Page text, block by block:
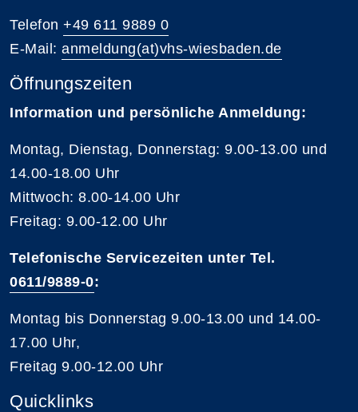
Telefon +49 611 9889 0
E-Mail: anmeldung(at)vhs-wiesbaden.de
Öffnungszeiten
Information und persönliche Anmeldung:
Montag, Dienstag, Donnerstag: 9.00-13.00 und
14.00-18.00 Uhr
Mittwoch: 8.00-14.00 Uhr
Freitag: 9.00-12.00 Uhr
Telefonische Servicezeiten unter Tel.
0611/9889-0:
Montag bis Donnerstag 9.00-13.00 und 14.00-
17.00 Uhr,
Freitag 9.00-12.00 Uhr
Quicklinks